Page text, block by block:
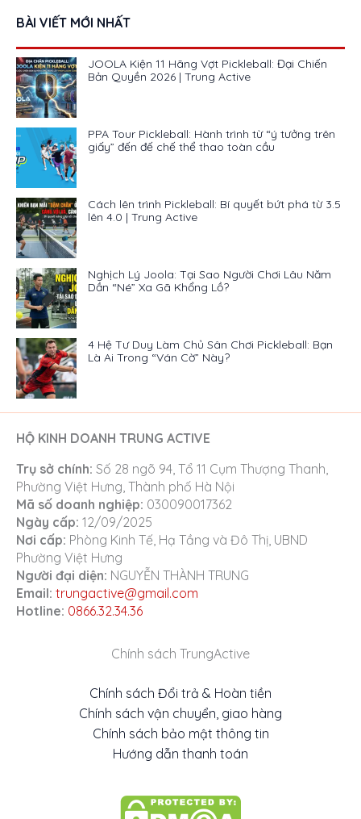
BÀI VIẾT MỚI NHẤT
JOOLA Kiện 11 Hãng Vợt Pickleball: Đại Chiến
Bản Quyền 2026 | Trung Active
PPA Tour Pickleball: Hành trình từ “ý tưởng trên
giấy” đến đế chế thể thao toàn cầu
Cách lên trình Pickleball: Bí quyết bứt phá từ 3.5
lên 4.0 | Trung Active
Nghịch Lý Joola: Tại Sao Người Chơi Lâu Năm
Dần “Né” Xa Gã Khổng Lồ?
4 Hệ Tư Duy Làm Chủ Sân Chơi Pickleball: Bạn
Là Ai Trong “Ván Cờ” Này?
HỘ KINH DOANH TRUNG ACTIVE
Trụ sở chính: Số 28 ngõ 94, Tổ 11 Cụm Thượng Thanh,
Phường Việt Hưng, Thành phố Hà Nội
Mã số doanh nghiệp: 030090017362
Ngày cấp: 12/09/2025
Nơi cấp: Phòng Kinh Tế, Hạ Tầng và Đô Thị, UBND
Phường Việt Hưng
Người đại diện: NGUYỄN THÀNH TRUNG
Email: trungactive@gmail.com
Hotline: 0866.32.34.36
Chính sách TrungActive
Chính sách Đổi trả & Hoàn tiền
Chính sách vận chuyển, giao hàng
Chính sách bảo mật thông tin
Hướng dẫn thanh toán